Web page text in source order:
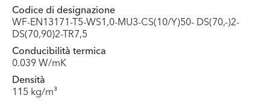
Codice di designazione
WF-EN13171-T5-WS1,0-MU3-CS(10/Y)50- DS(70,-)2-
DS(70,90)2-TR7,5
Conducibilità termica
0.039 W/mK
Densità
115 kg/m³